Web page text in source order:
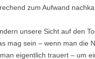
zum Aufwand
unsere Sicht auf den
mag sein – wenn man die
eigentlich trauert – um